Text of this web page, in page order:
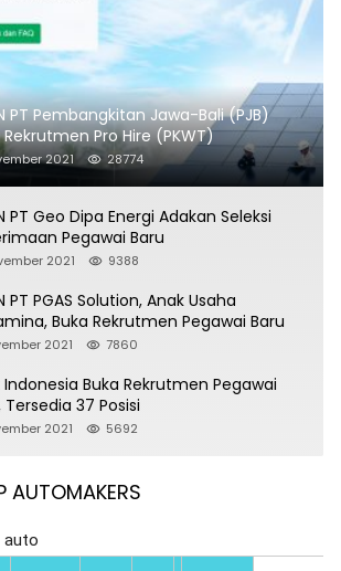
PT Pembangkitan Jawa-Bali (PJB)
Rekrutmen Pro Hire (PKWT)
2021 28774
PT Geo Dipa Energi Adakan Seleksi
Pegawai Baru
2021 9388
PT PGAS Solution, Anak Usaha
Buka Rekrutmen Pegawai Baru
2021 7860
Indonesia Buka Rekrutmen Pegawai
Tersedia 37 Posisi
2021 5692
AUTOMAKERS